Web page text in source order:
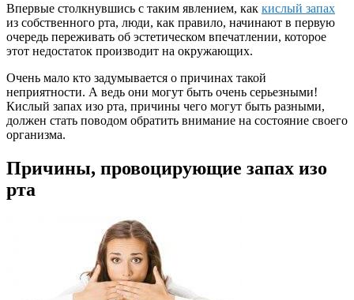
Впервые столкнувшись с таким явлением, как кислый запах
из собственного рта, люди, как правило, начинают в первую
очередь переживать об эстетическом впечатлении, которое
этот недостаток производит на окружающих.
Очень мало кто задумывается о причинах такой
неприятности. А ведь они могут быть очень серьезными!
Кислый запах изо рта, причины чего могут быть разными,
должен стать поводом обратить внимание на состояние своего
организма.
Причины, провоцирующие запах изо
рта